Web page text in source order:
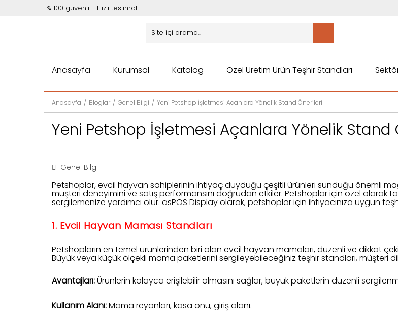
% 100 güvenli - Hızlı teslimat
Anasayfa Kurumsal Katalog Özel Üretim Ürün Teşhir Standları
Anasayfa Bloglar Genel Bilgi Yeni Petshop İşletmesi Açanlara Yönelik Stand Önerileri
Yeni Petshop İşletmesi Açanlara Yönelik Stand
Genel Bilgi
Petshoplar, evcil hayvan sahiplerinin ihtiyaç duyduğu çeşitli ürünleri sunduğu önemli
müşteri deneyimini ve satış performansını doğrudan etkiler. Petshoplar için özel olarak
sergilemenize yardımcı olur. asPOS Display olarak, petshoplar için ihtiyacınıza uygun
1. Evcil Hayvan Maması Standları
Petshopların en temel ürünlerinden biri olan evcil hayvan mamaları, düzenli ve dikkat
Büyük veya küçük ölçekli mama paketlerini sergileyebileceğiniz teşhir standları, müşteri
Avantajları:Ürünlerin kolayca erişilebilir olmasını sağlar, büyük paketlerin düzenli
Kullanım Alanı:Mama reyonları, kasa önü, giriş alanı.